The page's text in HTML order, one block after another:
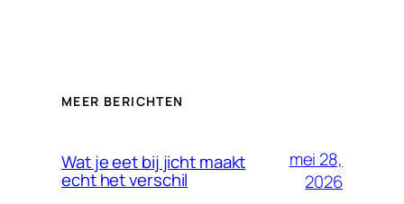
MEER BERICHTEN
Wat je eet bij jicht maakt
echt het verschil
mei 28,
2026